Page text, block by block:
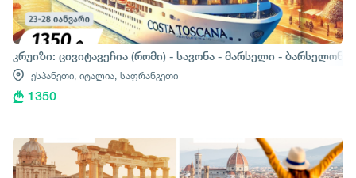
კრუიზი: ცივიტავეჩია (რომი) - სავონა - მარსელი - ბარსელონა
ესპანეთი, იტალია, საფრანგეთი
1350